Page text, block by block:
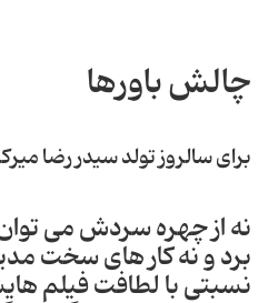
چالش باورها
برای سالروز تولد سیدر رضا
نه از چهره سردش می
برد و نه کار های سخت
نسبتی با لطافت فیلم